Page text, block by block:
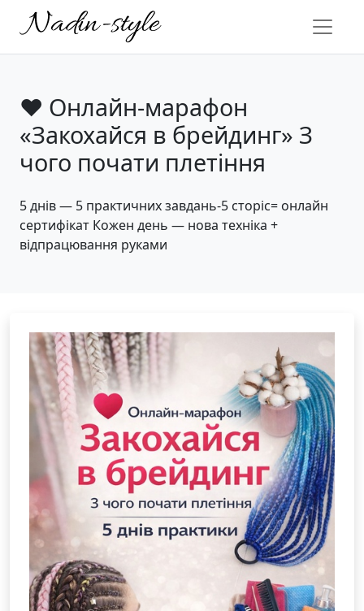
❤️ Онлайн-марафон
«Закохайся в брейдинг» З
чого почати плетіння
5 днів — 5 практичних завдань-5 сторіс= онлайн
сертифікат Кожен день — нова техніка +
відпрацювання руками